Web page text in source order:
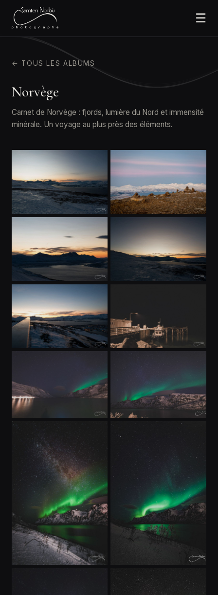
☰
← TOUS LES ALBUMS
Norvège
Carnet de Norvège : fjords, lumière du Nord et immensité
minérale. Un voyage au plus près des éléments.